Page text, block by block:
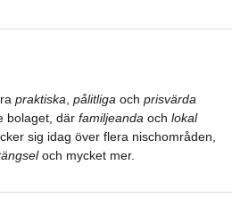
praktiska pålitliga och prisvärda
bolaget, där familjeanda och lokal
sig idag över flera nischområden,
och mycket mer.